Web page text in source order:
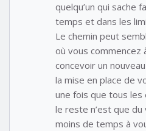
quelqu’un qui sache
temps et dans les
Le chemin peut
où vous commencez
concevoir un
la mise en place de
une fois que tous
le reste n’est que
moins de temps à